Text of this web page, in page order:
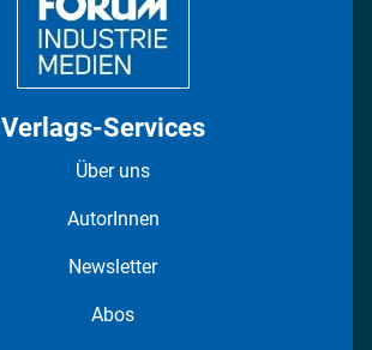
Verlags-Services
Über uns
AutorInnen
Newsletter
Abos